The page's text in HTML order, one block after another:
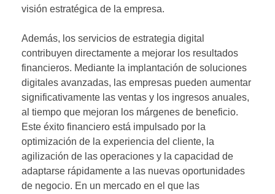
visión estratégica de la empresa.
Además, los servicios de estrategia digital
contribuyen directamente a mejorar los resultados
financieros. Mediante la implantación de soluciones
digitales avanzadas, las empresas pueden aumentar
significativamente las ventas y los ingresos anuales,
al tiempo que mejoran los márgenes de beneficio.
Este éxito financiero está impulsado por la
optimización de la experiencia del cliente, la
agilización de las operaciones y la capacidad de
adaptarse rápidamente a las nuevas oportunidades
de negocio. En un mercado en el que las